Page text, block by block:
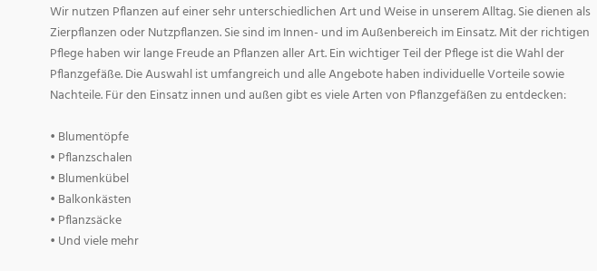
Wir nutzen Pflanzen auf einer sehr unterschiedlichen Art und Weise in unserem Alltag. Sie dienen als
Zierpflanzen oder Nutzpflanzen. Sie sind im Innen- und im Außenbereich im Einsatz. Mit der richtigen
Pflege haben wir lange Freude an Pflanzen aller Art. Ein wichtiger Teil der Pflege ist die Wahl der
Pflanzgefäße. Die Auswahl ist umfangreich und alle Angebote haben individuelle Vorteile sowie
Nachteile. Für den Einsatz innen und außen gibt es viele Arten von Pflanzgefäßen zu entdecken:
• Blumentöpfe
• Pflanzschalen
• Blumenkübel
• Balkonkästen
• Pflanzsäcke
• Und viele mehr